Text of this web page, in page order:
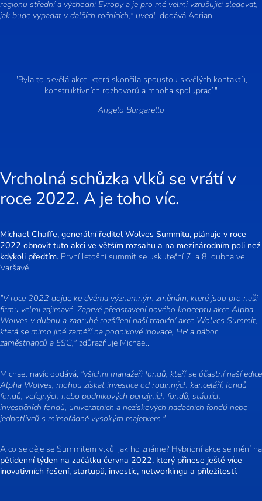
regionu střední a východní Evropy a je pro mě velmi vzrušující sledovat,
jak bude vypadat v dalších ročnících," uvedl. dodává Adrian.
"Byla to skvělá akce, která skončila spoustou skvělých kontaktů,
konstruktivních rozhovorů a mnoha spoluprací."
Angelo Burgarello
Vrcholná schůzka vlků se vrátí v
roce 2022. A je toho víc.
Michael Chaffe, generální ředitel Wolves Summitu, plánuje v roce
2022 obnovit tuto akci ve větším rozsahu a na mezinárodním poli než
kdykoli předtím. První letošní summit se uskuteční 7. a 8. dubna ve
Varšavě.
"V roce 2022 dojde ke dvěma významným změnám, které jsou pro naši
firmu velmi zajímavé. Zaprvé představení nového konceptu akce Alpha
Wolves v dubnu a zadruhé rozšíření naší tradiční akce Wolves Summit,
která se mimo jiné zaměří na podnikové inovace, HR a nábor
zaměstnanců a ESG," zdůrazňuje Michael.
Michael navíc dodává, "všichni manažeři fondů, kteří se účastní naší edice
Alpha Wolves, mohou získat investice od rodinných kanceláří, fondů
fondů, veřejných nebo podnikových penzijních fondů, státních
investičních fondů, univerzitních a neziskových nadačních fondů nebo
jednotlivců s mimořádně vysokým majetkem."
A co se děje se Summitem vlků, jak ho známe? Hybridní akce se mění na
pětidenní týden na začátku června 2022, který přinese ještě více
inovativních řešení, startupů, investic, networkingu a příležitostí.